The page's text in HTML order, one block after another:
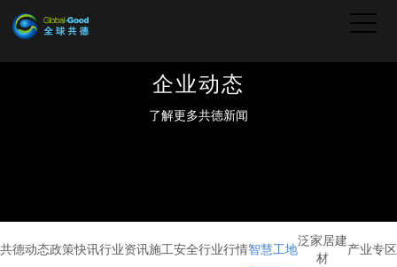
企业动态
了解更多共德新闻
共德动态政策快讯行业资讯施工安全行业行情智慧工地
泛家居建
材
产业专区